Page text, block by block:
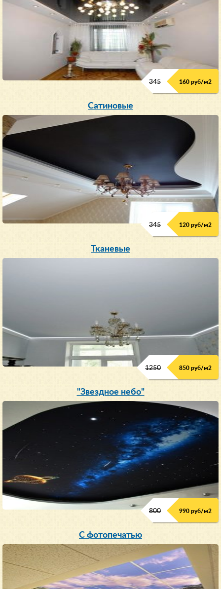
345 160 руб/м2
Сатиновые
345 120 руб/м2
Тканевые
1250 850 руб/м2
"Звездное небо"
800 990 руб/м2
С фотопечатью